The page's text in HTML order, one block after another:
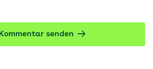
Kommentar senden